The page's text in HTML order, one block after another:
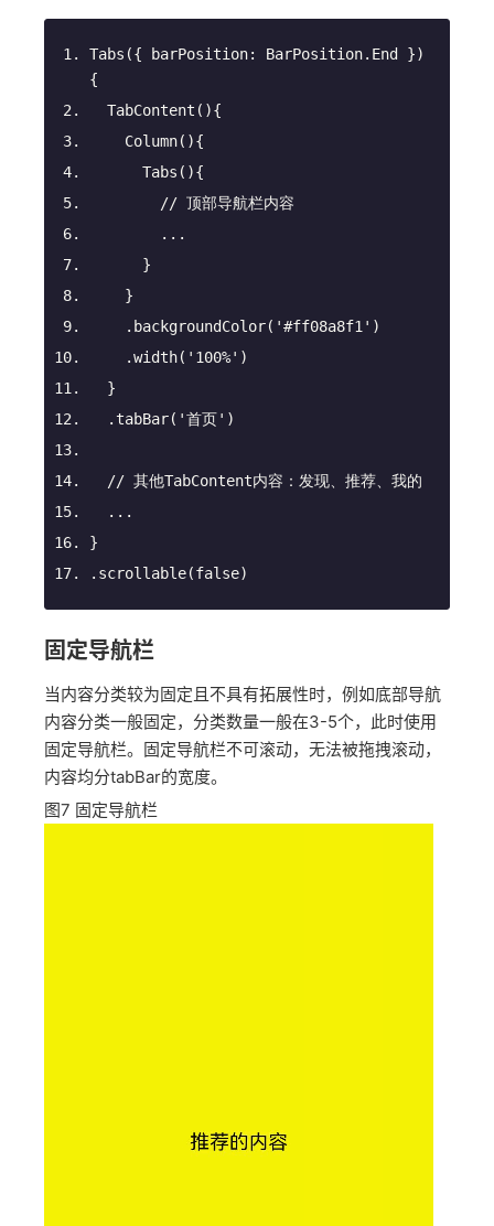
Tabs ({ barPosition: BarPosition.End })
{
TabContent ( ){
Column( ){
Tabs ( ){
// 顶部导航栏内容
        ...
      }
    }
    .backgroundColor(
'#ff08a8f1' )
    .width(
'100%' )
  }
  .tabBar(
'首页' )
// 其他TabContent内容：发现、推荐、我的
  ...
}
.scrollable(false)
固定导航栏
当内容分类较为固定且不具有拓展性时，例如底部导航
内容分类一般固定，分类数量一般在3-5个，此时使用
固定导航栏。固定导航栏不可滚动，无法被拖拽滚动，
内容均分tabBar的宽度。
图7 固定导航栏